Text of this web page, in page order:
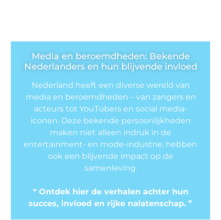
Media en beroemdheden: Bekende
Nederlanders en hun blijvende invloed
Nederland heeft een diverse wereld van
media en beroemdheden – van zangers en
acteurs tot YouTubers en social media-
iconen. Deze bekende persoonlijkheden
maken niet alleen indruk in de
entertainment- en mode-industrie, hebben
ook een blijvende impact op de
samenleving.
❝ Ontdek hier de verhalen achter hun
succes, invloed en rijke nalatenschap. ❞